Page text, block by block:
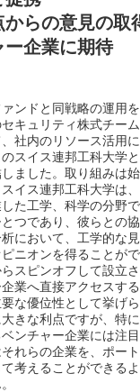
らの意見の取
ー企業に期待
ンドと同戦略の運用
セキュリティ株式チー
、社内のリソース活用
のスイス連邦工科大学
ました。取り組みは
イス連邦工科大学は
た工学、科学の分野
つであり、彼らとの
において、工学的な
ピニオンを得ることが
スピンオフして設立
企業へ直接アクセスす
な優位性として挙げ
きな利点ですが、特
ベンチャー企業には注
れらの企業を、ポー
て考えることができる